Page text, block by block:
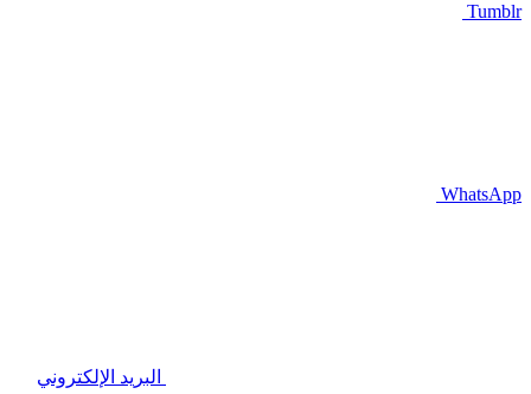
Tumblr
WhatsApp
البريد الإلكتروني